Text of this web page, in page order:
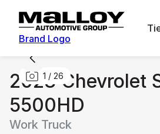
Brand Logo
1 / 26
2023 Chevrolet
5500HD
Work Truck